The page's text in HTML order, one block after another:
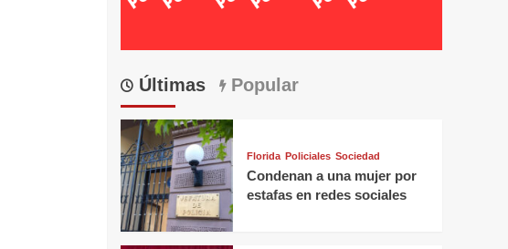
Últimas Popular
Florida Policiales Sociedad
Condenan a una mujer por
estafas en redes sociales